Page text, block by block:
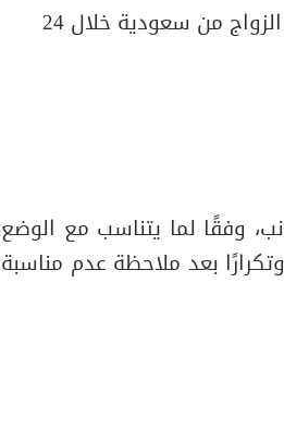
أفضل معقبين نعرفهم لتصاريح الزواج ينجزون لك اجراءات الزواج من سعودية خلال 24
وفقًا لما يتناسب مع الوضع
بعد ملاحظة عدم مناسبة